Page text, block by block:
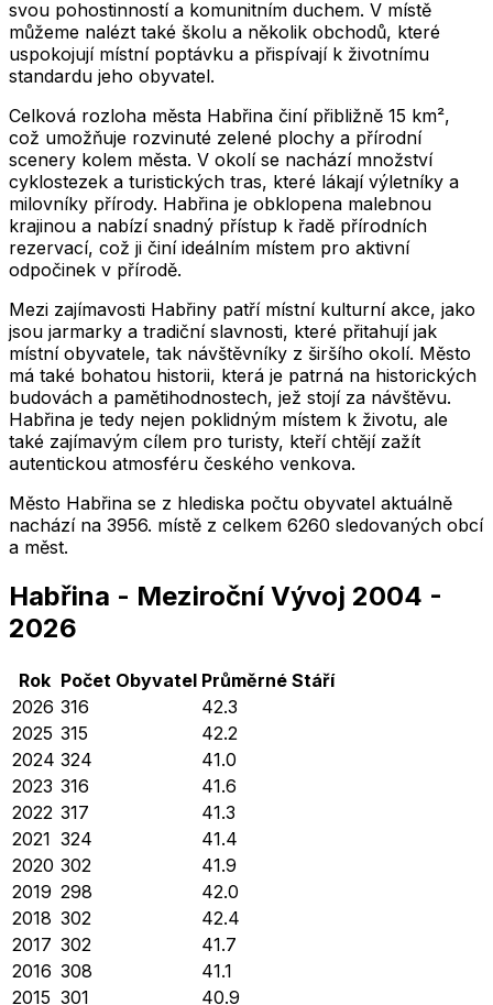
svou pohostinností a komunitním duchem. V místě
můžeme nalézt také školu a několik obchodů, které
uspokojují místní poptávku a přispívají k životnímu
standardu jeho obyvatel.
Celková rozloha města Habřina činí přibližně 15 km²,
což umožňuje rozvinuté zelené plochy a přírodní
scenery kolem města. V okolí se nachází množství
cyklostezek a turistických tras, které lákají výletníky a
milovníky přírody. Habřina je obklopena malebnou
krajinou a nabízí snadný přístup k řadě přírodních
rezervací, což ji činí ideálním místem pro aktivní
odpočinek v přírodě.
Mezi zajímavosti Habřiny patří místní kulturní akce, jako
jsou jarmarky a tradiční slavnosti, které přitahují jak
místní obyvatele, tak návštěvníky z širšího okolí. Město
má také bohatou historii, která je patrná na historických
budovách a pamětihodnostech, jež stojí za návštěvu.
Habřina je tedy nejen poklidným místem k životu, ale
také zajímavým cílem pro turisty, kteří chtějí zažít
autentickou atmosféru českého venkova.
Město Habřina se z hlediska počtu obyvatel aktuálně
nachází na 3956. místě z celkem 6260 sledovaných obcí
a měst.
Habřina - Meziroční Vývoj 2004 -
2026
Rok Počet Obyvatel Průměrné Stáří
2026 316
42.3
2025 315
42.2
2024 324
41.0
2023 316
41.6
2022 317
41.3
2021 324
41.4
2020 302
41.9
2019 298
42.0
2018 302
42.4
2017 302
41.7
2016 308
41.1
2015 301 40.9